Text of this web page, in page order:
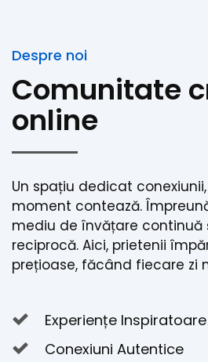
Despre noi
Comunitate
online
Un spațiu dedicat
moment contează.
mediu de învățare continuă
reciprocă. Aici, prietenii
prețioase, făcând fiecare zi
Experiențe Inspiratoare
Conexiuni Autentice